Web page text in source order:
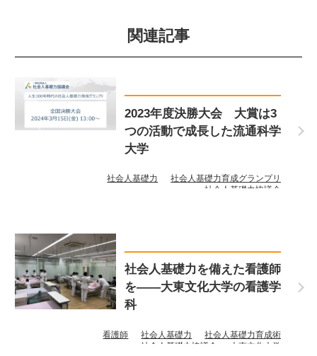
関連記事
2023年度決勝大会 大賞は3
つの活動で成長した流通科学
大学
社会人基礎力
社会人基礎力育成グランプリ
社会人基礎力協議会
社会人基礎力を備えた看護師
を――大東文化大学の看護学
科
看護師 社会人基礎力
社会人基礎力育成術
社会人基礎力協議会
大東文化大学